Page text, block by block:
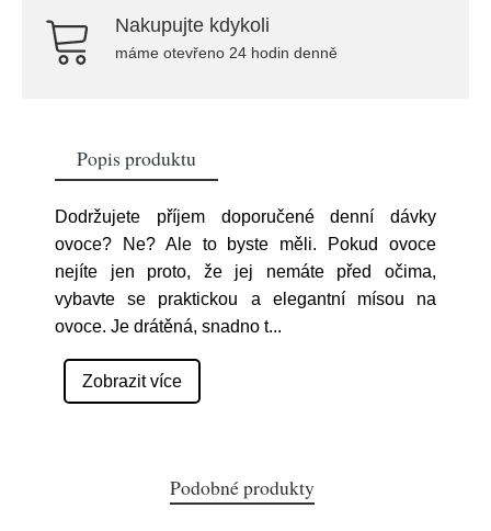
Nakupujte kdykoli
máme otevřeno 24 hodin denně
Popis produktu
Dodržujete příjem doporučené denní dávky
ovoce? Ne? Ale to byste měli. Pokud ovoce
nejíte jen proto, že jej nemáte před očima,
vybavte se praktickou a elegantní mísou na
ovoce. Je drátěná, snadno t...
Zobrazit více
Podobné produkty